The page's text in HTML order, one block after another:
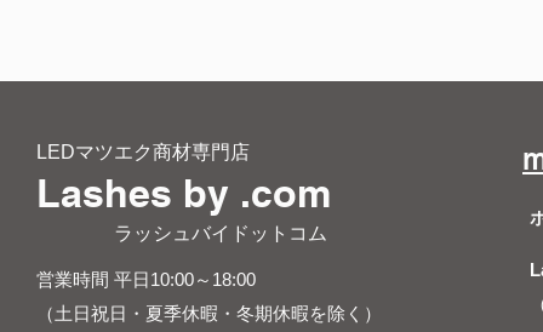
LEDマツエク商材専門店
Lashes by .com
​ ラッシュバイドットコム
営業時間 平日10:00～18:00
（土日祝日・夏季休暇・冬期休暇を除く）